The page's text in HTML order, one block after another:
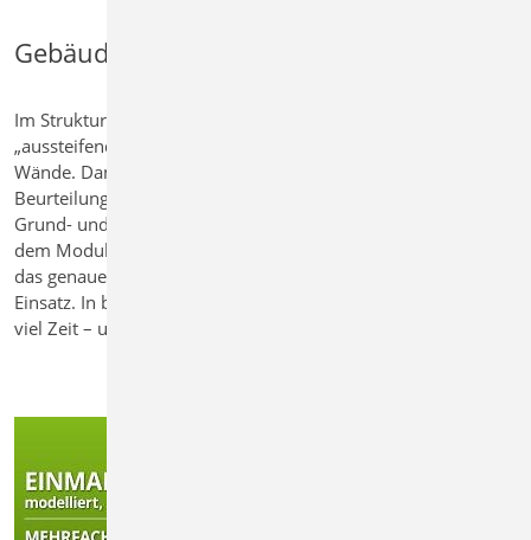
Gebäudeaussteifung
Im Strukturmodell können einzelne Elemente als
„aussteifend“ definiert werden – typischerweise geeignete
Wände. Damit dient das Modell als Grundlage für die
Beurteilung der Gebäudeaussteifung. Bei regelmäßigen
Grund- und Aufrissen genügt die vereinfachte Analyse mit
dem Modul U811.de. Bei komplexeren Strukturen kommt
das genaueres FEM-Verfahren mit MicroFe M130.de zum
Einsatz. In beiden Fällen spart das zentrale Strukturmodell
viel Zeit – und sorgt für schnelle Klarheit bei der Aussteifung.